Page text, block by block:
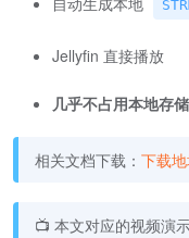
Jellyfin 直接播放
几乎不占用本地存
相关文档下载： 下载
📺 本文对应的视频演